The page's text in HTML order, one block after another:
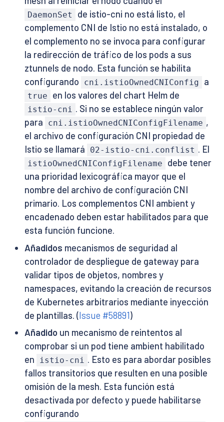
DaemonSet
de istio-cni no está listo, el
complemento CNI de Istio no está instalado, o
el complemento no se invoca para configurar
la redirección de tráfico de los pods a sus
ztunnels de nodo. Esta función se habilita
configurando
cni.istioOwnedCNIConfig a
true en los valores del chart Helm de
istio-cni . Si no se establece ningún valor
para
cni.istioOwnedCNIConfigFilename ,
el archivo de configuración CNI propiedad de
Istio se llamará
02-istio-cni.conflist . El
istioOwnedCNIConfigFilename
debe tener
una prioridad lexicográfica mayor que el
nombre del archivo de configuración CNI
primario. Los complementos CNI ambient y
encadenado deben estar habilitados para que
esta función funcione.
Añadidos mecanismos de seguridad al
controlador de despliegue de gateway para
validar tipos de objetos, nombres y
namespaces, evitando la creación de recursos
de Kubernetes arbitrarios mediante inyección
de plantillas. (Issue #58891)
Añadidoun mecanismo de reintentos al
comprobar si un pod tiene ambient habilitado
en
istio-cni . Esto es para abordar posibles
fallos transitorios que resulten en una posible
omisión de la mesh. Esta función está
desactivada por defecto y puede habilitarse
configurando